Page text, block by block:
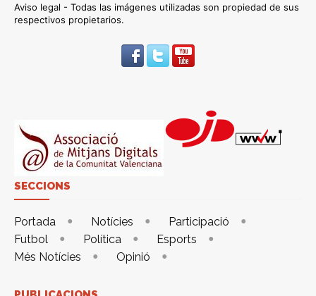
Aviso legal - Todas las imágenes utilizadas son propiedad de sus
respectivos propietarios.
SECCIONS
Portada Notícies
Participació
Futbol
Política
Esports
Més Notícies
Opinió